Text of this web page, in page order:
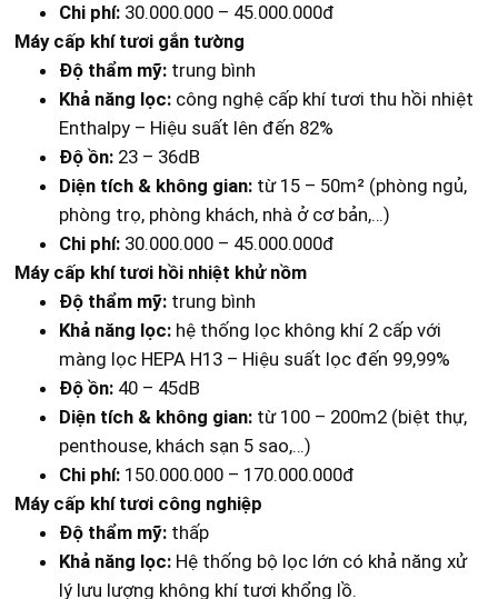
Chi phí: 30.000.000 – 45.000.000đ
Máy cấp khí tươi gắn tường
Độ thẩm mỹ: trung bình
Khả năng lọc: công nghệ cấp khí tươi thu hồi nhiệt
Enthalpy – Hiệu suất lên đến 82%
Độ ồn: 23 – 36dB
Diện tích & không gian: từ 15 – 50m² (phòng ngủ,
phòng trọ, phòng khách, nhà ở cơ bản,…)
Chi phí: 30.000.000 – 45.000.000đ
Máy cấp khí tươi hồi nhiệt khử nồm
Độ thẩm mỹ: trung bình
Khả năng lọc: hệ thống lọc không khí 2 cấp với
màng lọc HEPA H13 – Hiệu suất lọc đến 99,99%
Độ ồn: 40 – 45dB
Diện tích & không gian: từ 100 – 200m2 (biệt thự,
penthouse, khách sạn 5 sao,…)
Chi phí: 150.000.000 – 170.000.000đ
Máy cấp khí tươi công nghiệp
Độ thẩm mỹ: thấp
Khả năng lọc: Hệ thống bộ lọc lớn có khả năng xử
lý lưu lượng không khí tươi khổng lồ.